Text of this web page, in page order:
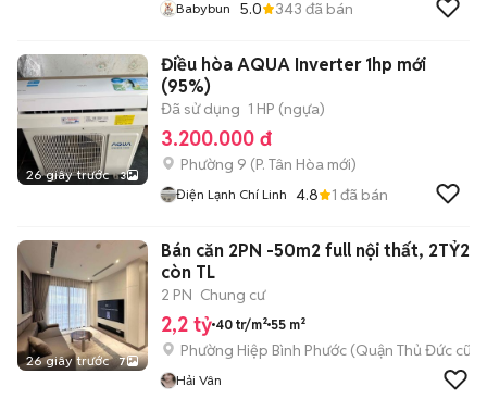
Babybun 5.0 343 đã bán
26 giây trước 3
Điều hòa AQUA Inverter 1hp mới
(95%)
Đã sử dụng 1 HP (ngựa)
3.200.000 đ
Phường 9 (P. Tân Hòa mới)
Điện Lạnh Chí Linh 4.8 1 đã bán
26 giây trước 7
Bán căn 2PN -50m2 full nội thất, 2TỶ2
còn TL
2 PN Chung cư
2,2 tỷ 40 tr/m² 55 m²
Phường Hiệp Bình Phước (Quận Thủ Đức cũ)
Hải Vân